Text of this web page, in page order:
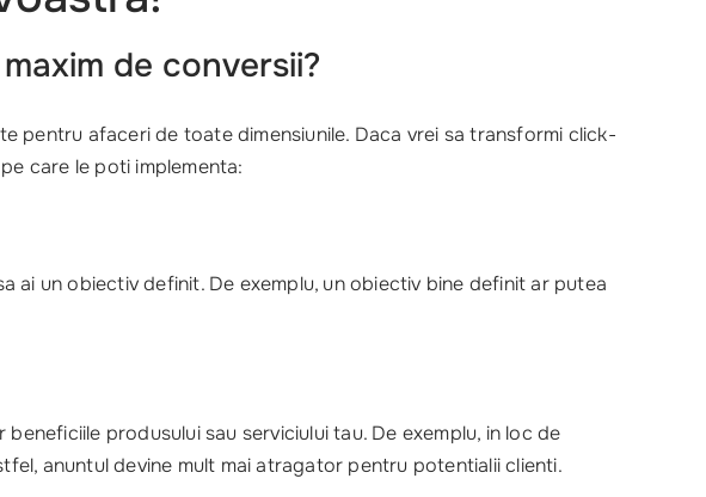
de conversii?
pentru afaceri de toate dimensiunile. Daca vrei sa transformi click-
care le poti implementa:
ai un obiectiv definit. De exemplu, un obiectiv bine definit ar putea
produsului sau serviciului tau. De exemplu, in loc de
anuntul devine mult mai atragator pentru potentialii clienti.